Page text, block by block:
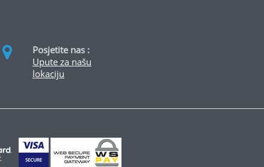
Posjetite nas :
Upute za našu
lokaciju